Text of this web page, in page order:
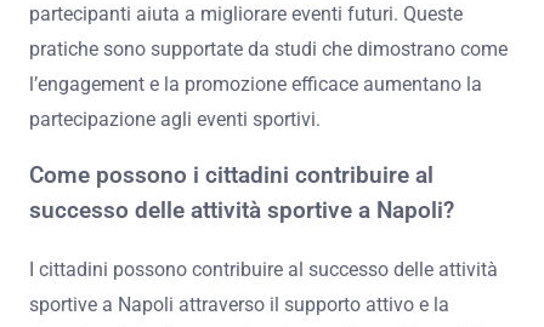
partecipanti aiuta a migliorare eventi futuri. Queste
pratiche sono supportate da studi che dimostrano come
l’engagement e la promozione efficace aumentano la
partecipazione agli eventi sportivi.
Come possono i cittadini contribuire al
successo delle attività sportive a Napoli?
I cittadini possono contribuire al successo delle attività
sportive a Napoli attraverso il supporto attivo e la